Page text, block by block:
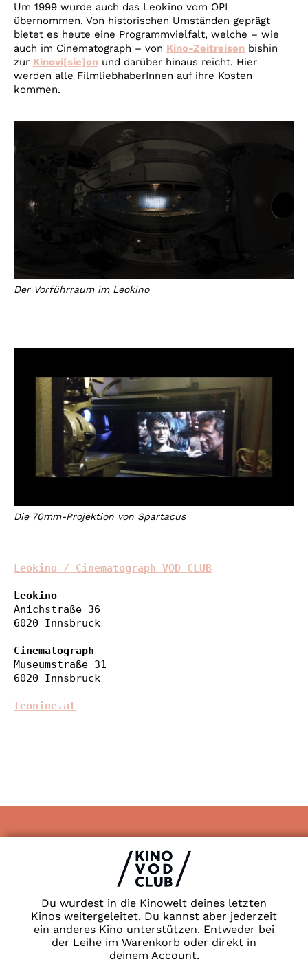
Du wurdest in die Kinowelt deines letzten
Kinos weitergeleitet. Du kannst aber jederzeit
ein anderes Kino unterstützen. Entweder bei
der Leihe im Warenkorb oder direkt in
deinem Account.
Um 1999 wurde auch das Leokino vom OPI
übernommen. Von historischen Umständen geprägt
bietet es heute eine Programmvielfalt, welche – wie
auch im Cinematograph – von Kino-Zeitreisen bishin
zur Kinovi[sie]on und darüber hinaus reicht. Hier
werden alle FilmliebhaberInnen auf ihre Kosten
kommen.
Der Vorführraum im Leokino
Die 70mm-Projektion von Spartacus
Leokino / Cinematograph VOD CLUB
Leokino
Anichstraße 36
6020 Innsbruck
Cinematograph
Museumstraße 31
6020 Innsbruck
leonine.at
AGB
Kontakt
Newsletter
Partner